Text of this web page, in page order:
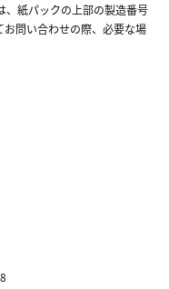
紙パックの上部の製造番号
問い合わせの際、必要な場